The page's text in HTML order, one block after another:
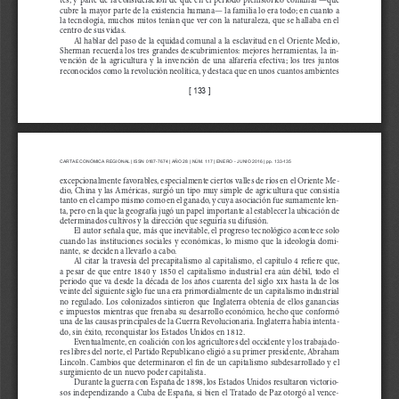
[ 133 ]
cubre la mayor parte de la existencia humana— la familia lo era todo; en cuanto a
la tecnología, muchos mitos tenían que ver con la naturaleza, que se hallaba en el
centro de sus vidas.
Al hablar del paso de la equidad comunal a la esclavitud en el Oriente Medio,
Sherman recuerda los tres grandes descubrimientos: mejores herramientas, la in-
vención  de  la  agricultura  y  la  invención  de  una  alfarería  efectiva;  los  tres  juntos
reconocidos como la revolución neolítica, y destaca que en unos cuantos ambientes
CARTA ECONÓMICA REGIONAL | ISSN 0187-7674 | AÑO 28 | NÚM. 117 | ENERO - JUNIO 2016 | pp. 133-135
excepcionalmente favorables, especialmente ciertos valles de ríos en el Oriente Me
dio, China y las Américas, surgió un tipo muy simple de agricultura que consistía
tanto en el campo mismo como en el ganado, y cuya asociación fue sumamente len-
ta, pero en la que la geografía jugó un papel importante al establecer la ubicación de
determinados cultivos y la dirección que seguiría su difusión.
El autor señala que, más que inevitable, el progreso tecnológico acontece solo
cuando  las  instituciones  sociales  y  económicas,  lo  mismo  que  la  ideología  domi
nante, se deciden a llevarlo a cabo.
Al citar la travesía del precapitalismo al capitalismo, el capítulo 4 refiere que,
a  pesar  de  que  entre  1840  y  1850  el  capitalismo  industrial  era  aún  débil,  todo  el
periodo que va desde la década de los años cuarenta del siglo xix hasta la de los
veinte del siguiente siglo fue una era primordialmente de un capitalismo industrial
no  regulado.  Los  colonizados  sintieron  que  Inglaterra  obtenía  de  ellos  ganancias
e impuestos mientras que frenaba su desarrollo económico, hecho que conformó
una de las causas principales de la Guerra Revolucionaria. Inglaterra había intenta-
do, sin éxito, reconquistar los Estados Unidos en 1812.
Eventualmente, en coalición con los agricultores del occidente y los trabajado-
res libres del norte, el Partido Republicano eligió a su primer presidente, Abraham
Lincoln. Cambios que determinaron el fin de un capitalismo subdesarrollado y el
surgimiento de un nuevo poder capitalista.
Durante la guerra con España de 1898, los Estados Unidos resultaron victorio-
sos independizando a Cuba de España, si bien el Tratado de Paz otorgó al vence-